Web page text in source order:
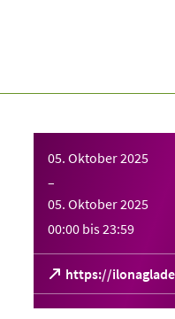
05. Oktober 2025
–
05. Oktober 2025
00:00 bis23:59
https://
(Öffnet
in
einem